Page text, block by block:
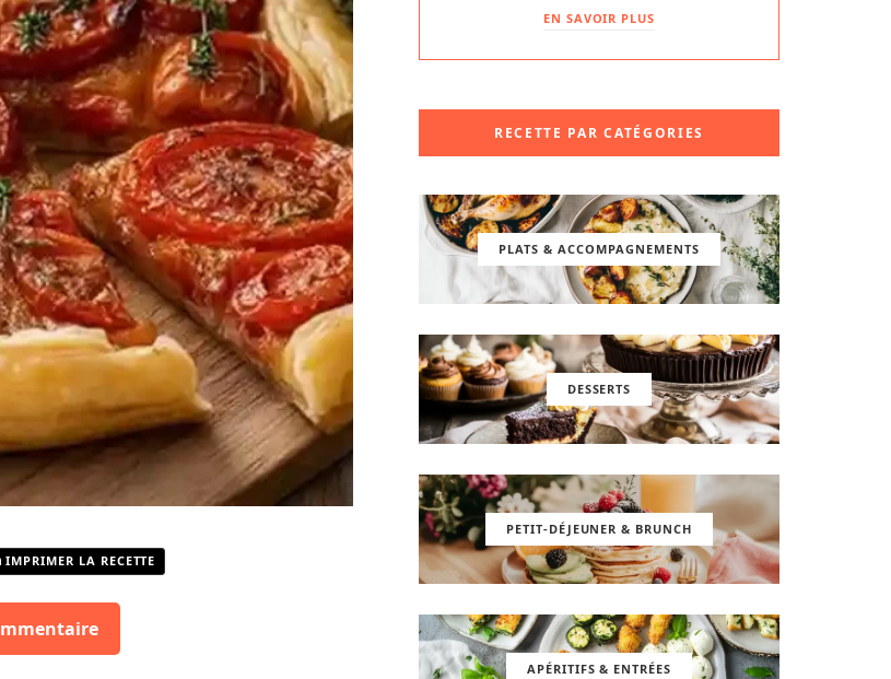
IMPRIMER LA RECETTE
EN SAVOIR PLUS
RECETTE PAR CATÉGORIES
PLATS & ACCOMPAGNEMENTS
DESSERTS
PETIT-DÉJEUNER & BRUNCH
APÉRITIFS & ENTRÉES